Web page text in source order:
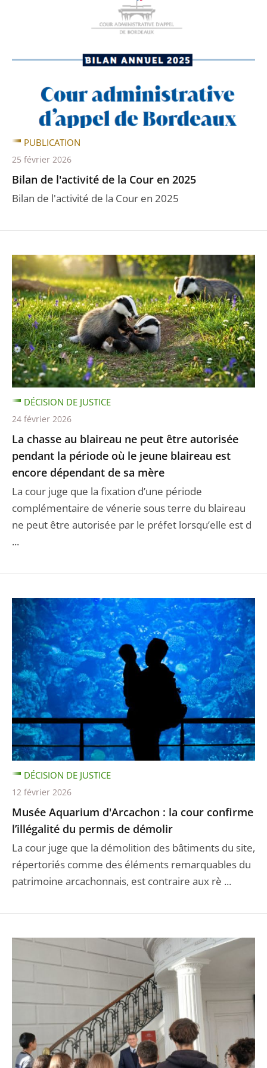
Bilan de l'activité de la Cour en 2025
Bilan de l'activité de la Cour en 2025
PUBLICATION
25 février 2026
La chasse au blaireau ne peut être autorisée
pendant la période où le jeune blaireau est
encore dépendant de sa mère
La cour juge que la fixation d’une période
complémentaire de vénerie sous terre du blaireau
ne peut être autorisée par le préfet lorsqu’elle est d
...
DÉCISION DE JUSTICE
24 février 2026
Musée Aquarium d'Arcachon : la cour confirme
l’illégalité du permis de démolir
La cour juge que la démolition des bâtiments du site,
répertoriés comme des éléments remarquables du
patrimoine arcachonnais, est contraire aux rè ...
DÉCISION DE JUSTICE
12 février 2026